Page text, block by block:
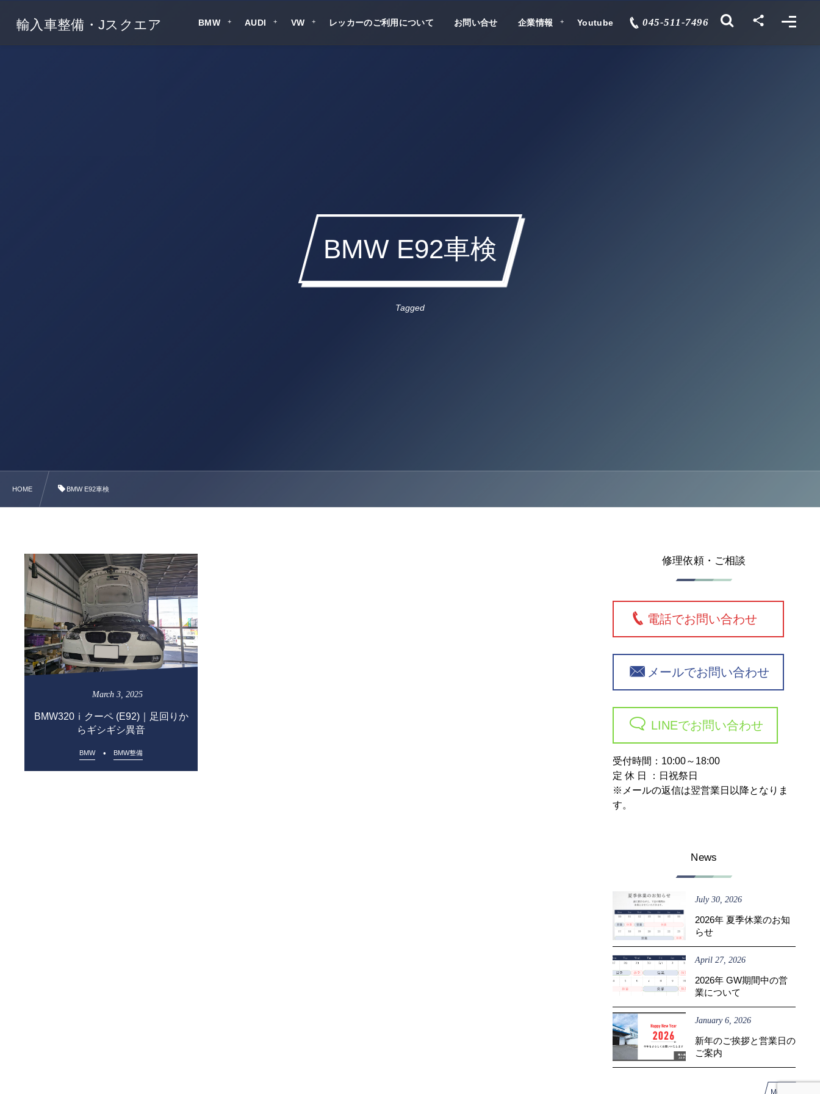
輸入車整備・Jスクエア BMW AUDI VW レッカーのご利用について お問い合せ 企業情報 Youtube 045-511-7496
BMW E92車検
Tagged
HOME BMW E92車検
March 3, 2025
BMW320ⅰクーペ (E92)｜足回りか
らギシギシ異音
BMW BMW整備
修理依頼・ご相談
電話でお問い合わせ
メールでお問い合わせ
LINEでお問い合わせ
受付時間：10:00～18:00
定 休 日 ：日祝祭日
※メールの返信は翌営業日以降となりま
す。
News
July 30, 2026
2026年 夏季休業のお知
らせ
April 27, 2026
2026年 GW期間中の営
業について
January 6, 2026
新年のご挨拶と営業日の
ご案内
More